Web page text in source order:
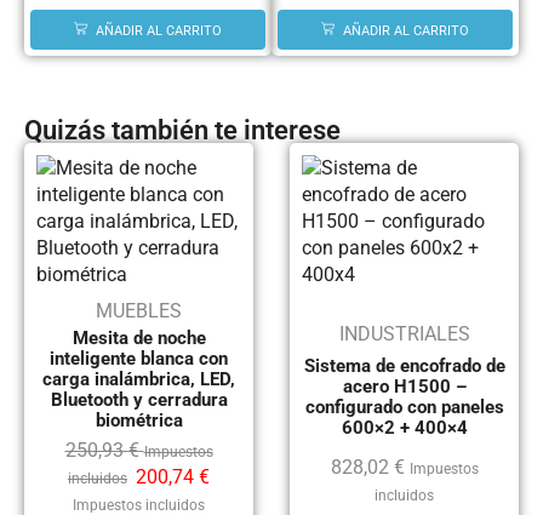
AÑADIR AL CARRITO AÑADIR AL CARRITO
Quizás también te interese
MUEBLES
Mesita de noche
inteligente blanca con
carga inalámbrica, LED,
Bluetooth y cerradura
biométrica
250,93€ Impuestos
incluidos 200,74 €
Impuestos incluidos
INDUSTRIALES
Sistema de encofrado de
acero H1500 –
configurado con paneles
600×2 + 400×4
828,02 €
Impuestos
incluidos